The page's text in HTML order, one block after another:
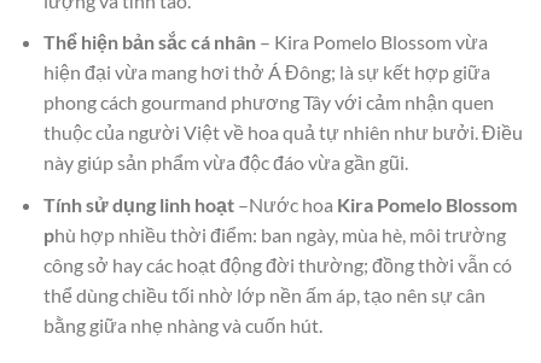
Thể hiện bản sắc cá nhân– Kira Pomelo Blossom vừa
hiện đại vừa mang hơi thở Á Đông; là sự kết hợp giữa
phong cách gourmand phương Tây với cảm nhận quen
thuộc của người Việt về hoa quả tự nhiên như bưởi. Điều
này giúp sản phẩm vừa độc đáo vừa gần gũi.
Tính sử dụng linh hoạt–Nước hoa Kira Pomelo Blossom
phù hợp nhiều thời điểm: ban ngày, mùa hè, môi trường
công sở hay các hoạt động đời thường; đồng thời vẫn có
thể dùng chiều tối nhờ lớp nền ấm áp, tạo nên sự cân
bằng giữa nhẹ nhàng và cuốn hút.